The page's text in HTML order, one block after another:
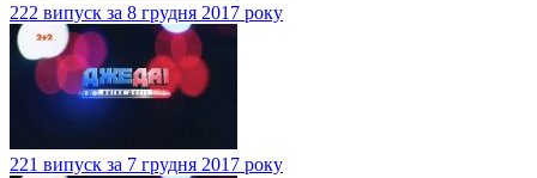
222 випуск за 8 грудня 2017 року
221 випуск за 7 грудня 2017 року